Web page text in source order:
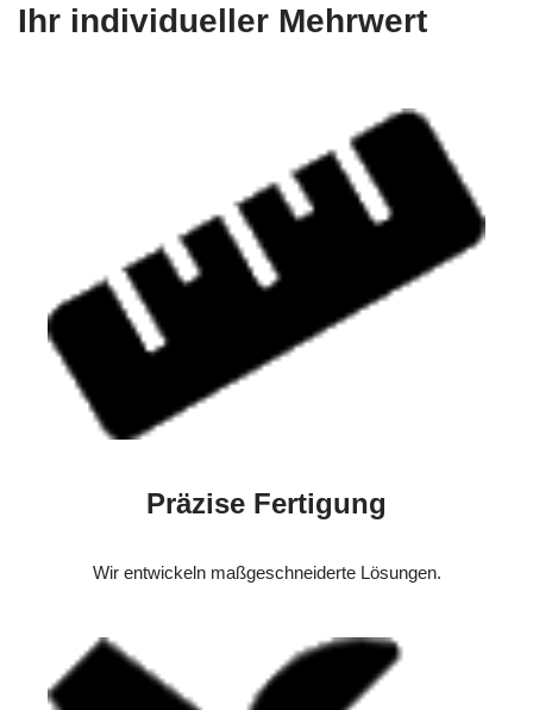
Ihr individueller Mehrwert
Präzise Fertigung
Wir entwickeln maßgeschneiderte Lösungen.